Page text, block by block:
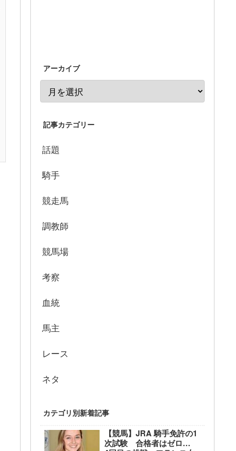
アーカイブ
記事カテゴリー
話題
騎手
競走馬
調教師
競馬場
考察
血統
馬主
レース
ネタ
カテゴリ別新着記事
【競馬】JRA 騎手免許の1
次試験 合格者はゼロ…